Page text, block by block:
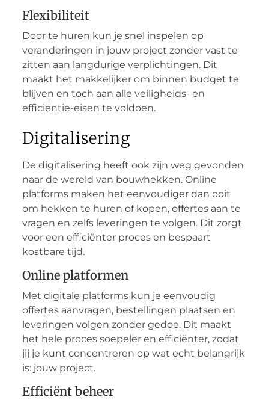
Flexibiliteit
Door te huren kun je snel inspelen op
veranderingen in jouw project zonder vast te
zitten aan langdurige verplichtingen. Dit
maakt het makkelijker om binnen budget te
blijven en toch aan alle veiligheids- en
efficiëntie-eisen te voldoen.
Digitalisering
De digitalisering heeft ook zijn weg gevonden
naar de wereld van bouwhekken. Online
platforms maken het eenvoudiger dan ooit
om hekken te huren of kopen, offertes aan te
vragen en zelfs leveringen te volgen. Dit zorgt
voor een efficiënter proces en bespaart
kostbare tijd.
Online platformen
Met digitale platforms kun je eenvoudig
offertes aanvragen, bestellingen plaatsen en
leveringen volgen zonder gedoe. Dit maakt
het hele proces soepeler en efficiënter, zodat
jij je kunt concentreren op wat echt belangrijk
is: jouw project.
Efficiënt beheer